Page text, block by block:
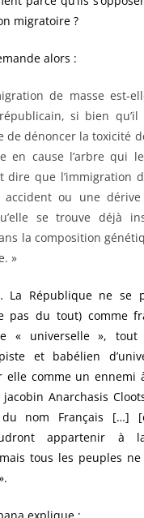
migratoire ?
alors :
de masse est-
si bien
de dénoncer la toxicité
en cause l’arbre qui
dire que l’immigration
ou une dérive
se trouve déjà
la composition
»
La République ne se
pas du tout) comme
« universelle », tout
et babélien
elle comme un ennemi
Anarchasis
du nom Français […]
appartenir à
tous les peuples